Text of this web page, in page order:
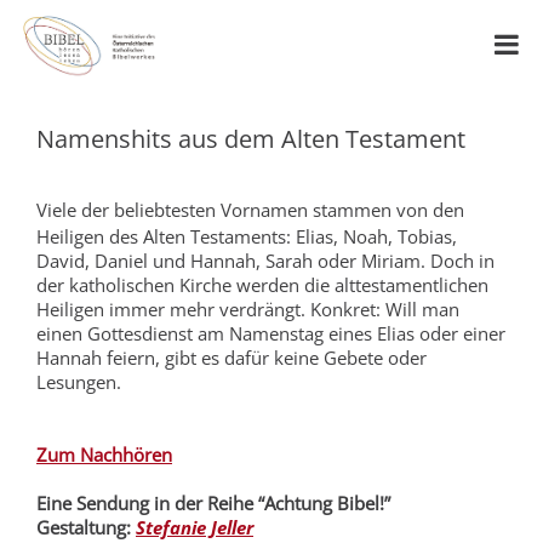
Namenshits aus dem Alten Testament
Viele der beliebtesten Vornamen stammen von den
Heiligen des Alten Testaments: Elias, Noah, Tobias,
David, Daniel und Hannah, Sarah oder Miriam. Doch in
der katholischen Kirche werden die alttestamentlichen
Heiligen immer mehr verdrängt. Konkret: Will man
einen Gottesdienst am Namenstag eines Elias oder einer
Hannah feiern, gibt es dafür keine Gebete oder
Lesungen.
Zum Nachhören
Eine Sendung in der Reihe “Achtung Bibel!”
Gestaltung: Stefanie Jeller